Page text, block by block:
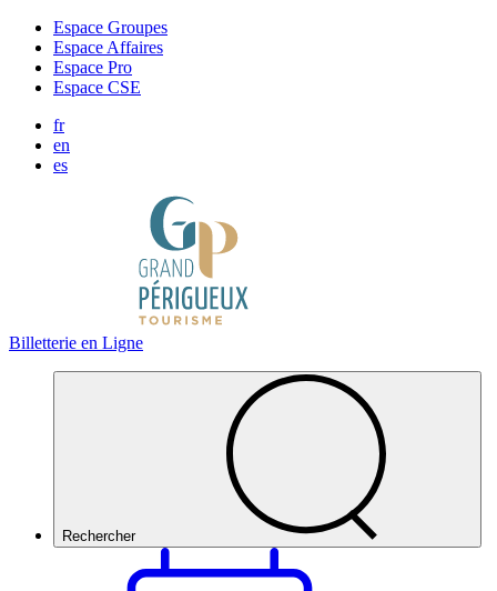
Espace Groupes
Espace Affaires
Espace Pro
Espace CSE
fr
en
es
Billetterie en Ligne
Rechercher